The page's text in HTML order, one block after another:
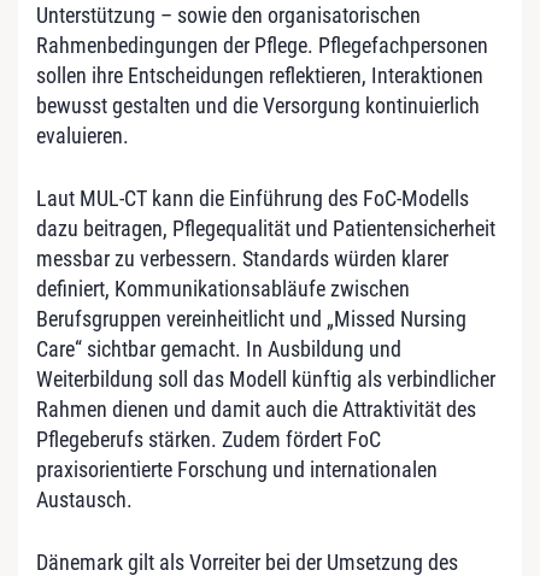
Unterstützung – sowie den organisatorischen
Rahmenbedingungen der Pflege. Pflegefachpersonen
sollen ihre Entscheidungen reflektieren, Interaktionen
bewusst gestalten und die Versorgung kontinuierlich
evaluieren.
Laut MUL-CT kann die Einführung des FoC-Modells
dazu beitragen, Pflegequalität und Patientensicherheit
messbar zu verbessern. Standards würden klarer
definiert, Kommunikationsabläufe zwischen
Berufsgruppen vereinheitlicht und „Missed Nursing
Care“ sichtbar gemacht. In Ausbildung und
Weiterbildung soll das Modell künftig als verbindlicher
Rahmen dienen und damit auch die Attraktivität des
Pflegeberufs stärken. Zudem fördert FoC
praxisorientierte Forschung und internationalen
Austausch.
Dänemark gilt als Vorreiter bei der Umsetzung des